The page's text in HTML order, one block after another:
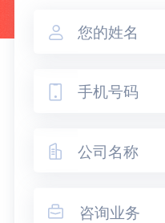



 咨询业务